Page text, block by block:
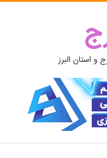
و استان البرز